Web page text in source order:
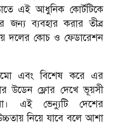
এই আধুনিক কোর্টটিকে
জন্য ব্যবহার করার তীব্র
দলের কোচ ও ফেডারেশন
এবং বিশেষ করে এর
উডেন ফ্লোর দেখে ভূয়সী
এই ভেন্যুটি দেশের
নিয়ে যাবে বলে আশা